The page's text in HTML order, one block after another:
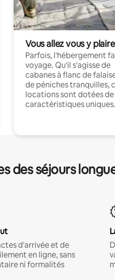
Vous allez vous y plaire
Parfois, l'hébergement
voyage. Qu'il s'agisse de
cabanes à flanc de
de péniches tranquilles,
locations sont dotées de
caractéristiques uniques.
des séjours
d'arrivée et de
en ligne, sans
ni formalités